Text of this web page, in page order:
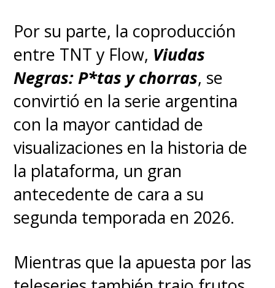
Por su parte, la coproducción
entre TNT y Flow, Viudas
Negras: P*tas y chorras, se
convirtió en la serie argentina
con la mayor cantidad de
visualizaciones en la historia de
la plataforma, un gran
antecedente de cara a su
segunda temporada en 2026.
Mientras que la apuesta por las